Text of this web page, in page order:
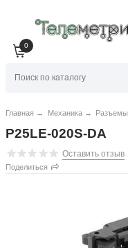
0
Главная → Механика → Разъемы
P25LE-020S-DA
Оставить отзыв
Поделиться